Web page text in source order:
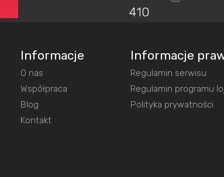
410
Informacje
O nas
Współpraca
Blog
Kontakt
Informacje
Regulamin serwisu
Regulamin programu
Polityka prywatności